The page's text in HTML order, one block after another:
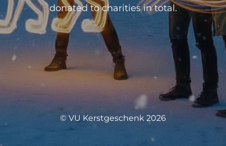
donated to charities in total.
© VU Kerstgeschenk 2026